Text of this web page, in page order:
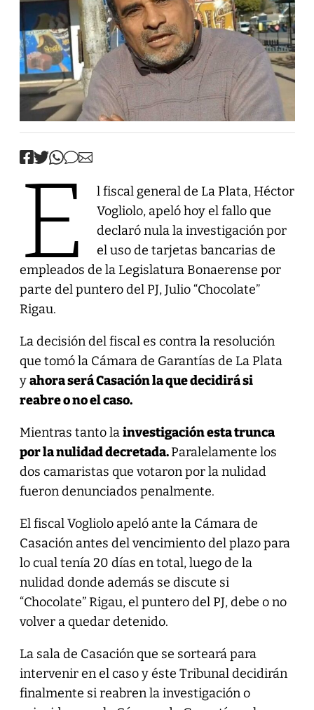
E
l fiscal general de La Plata, Héctor
Vogliolo, apeló hoy el fallo que
declaró nula la investigación por
el uso de tarjetas bancarias de
empleados de la Legislatura Bonaerense por
parte del puntero del PJ, Julio “Chocolate”
Rigau.
La decisión del fiscal es contra la resolución
que tomó la Cámara de Garantías de La Plata
yahora será Casación la que decidirá si
reabre o no el caso.
Mientras tanto lainvestigación esta trunca
por la nulidad decretada.Paralelamente los
dos camaristas que votaron por la nulidad
fueron denunciados penalmente.
El fiscal Vogliolo apeló ante la Cámara de
Casación antes del vencimiento del plazo para
lo cual tenía 20 días en total, luego de la
nulidad donde además se discute si
“Chocolate” Rigau, el puntero del PJ, debe o no
volver a quedar detenido.
La sala de Casación que se sorteará para
intervenir en el caso y éste Tribunal decidirán
finalmente si reabren la investigación o